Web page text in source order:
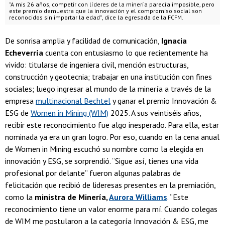
"A mis 26 años, competir con líderes de la minería parecía imposible, pero
este premio demuestra que la innovación y el compromiso social son
reconocidos sin importar la edad”, dice la egresada de la FCFM.
De sonrisa amplia y facilidad de comunicación, Ignacia
Echeverría cuenta con entusiasmo lo que recientemente ha
vivido: titularse de ingeniera civil, mención estructuras,
construcción y geotecnia; trabajar en una institución con fines
sociales; luego ingresar al mundo de la minería a través de la
empresa multinacional Bechtel y ganar el premio Innovación &
ESG de Women in Mining (WIM) 2025. A sus veintiséis años,
recibir este reconocimiento fue algo inesperado. Para ella, estar
nominada ya era un gran logro. Por eso, cuando en la cena anual
de Women in Mining escuchó su nombre como la elegida en
innovación y ESG, se sorprendió. “Sigue así, tienes una vida
profesional por delante” fueron algunas palabras de
felicitación que recibió de lideresas presentes en la premiación,
como la ministra de Minería,Aurora Williams. “Este
reconocimiento tiene un valor enorme para mí. Cuando colegas
de WIM me postularon a la categoría Innovación & ESG, me